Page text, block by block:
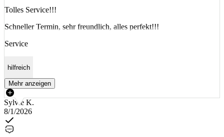
Tolles Service!!!
Schneller Termin, sehr freundlich, alles perfekt!!!
Service
hilfreich
Mehr anzeigen
Sylvie K.
8/1/2026